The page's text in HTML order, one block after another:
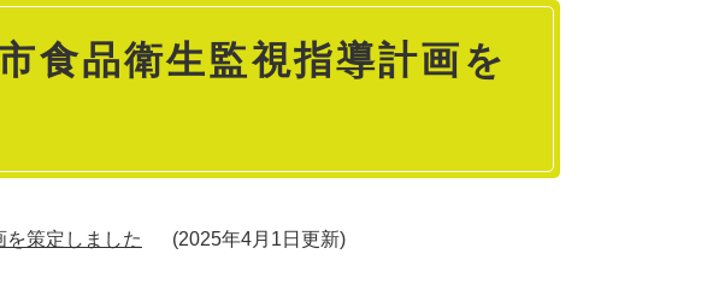
食品衛生監視指導計画を
策定しました 2025年4月1日更新